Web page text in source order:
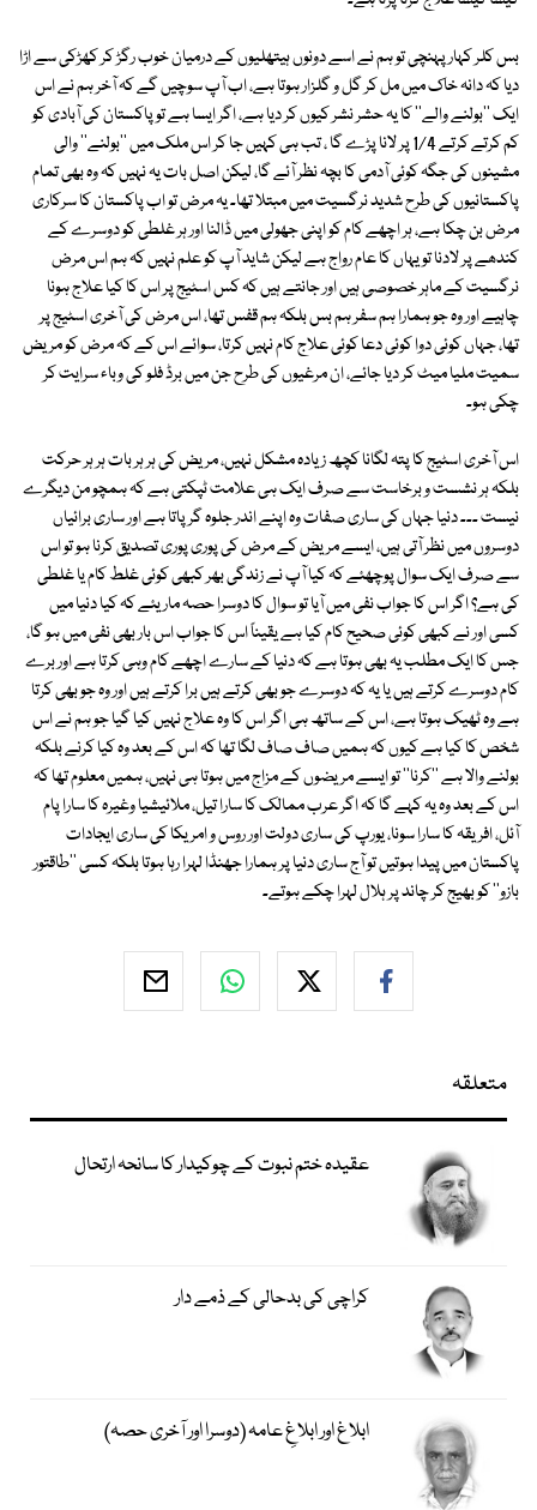
بس کلر کہار پہنچی تو ہم نے اسے دونوں ہیتھلیوں کے درمیان خوب رگڑ کر کھڑکی سے اڑا
دیا کہ دانہ خاک میں مل کر گل و گلزار ہوتا ہے، اب آپ سوچیں گے کہ آخر ہم نے اس
ایک ''بولنے والے'' کا یہ حشر نشر کیوں کر دیا ہے، اگر ایسا ہے تو پاکستان کی آبادی کو
کم کرتے کرتے 1/4 پر لانا پڑے گا ، تب ہی کہیں جا کر اس ملک میں ''بولنے'' والی
مشینوں کی جگہ کوئی آدمی کا بچہ نظر آئے گا، لیکن اصل بات یہ نہیں کہ وہ بھی تمام
پاکستانیوں کی طرح شدید نرگسیت میں مبتلا تھا۔ یہ مرض تو اب پاکستان کا سرکاری
مرض بن چکا ہے، ہر اچھے کام کو اپنی جھولی میں ڈالنا اور ہر غلطی کو دوسرے کے
کندھے پر لادنا تو یہاں کا عام رواج ہے لیکن شاید آپ کو علم نہیں کہ ہم اس مرض
نرگسیت کے ماہر خصوصی ہیں اور جانتے ہیں کہ کس اسٹیج پر اس کا کیا علاج ہونا
چاہیے اور وہ جو ہمارا ہم سفر ہم بس بلکہ ہم قفس تھا، اس مرض کی آخری اسٹیج پر
تھا، جہاں کوئی دوا کوئی دعا کوئی علاج کام نہیں کرتا، سوائے اس کے کہ مرض کو مریض
سمیت ملیا میٹ کر دیا جائے، ان مرغیوں کی طرح جن میں برڈ فلو کی وباء سرایت کر
چکی ہو۔
اس آخری اسٹیج کا پتہ لگانا کچھ زیادہ مشکل نہیں، مریض کی ہر ہر بات ہر ہر حرکت
بلکہ ہر نشست و برخاست سے صرف ایک ہی علامت ٹپکتی ہے کہ ہمچو من دیگرے
نیست ۔۔۔ دنیا جہاں کی ساری صفات وہ اپنے اندر جلوہ گر پاتا ہے اور ساری برائیاں
دوسروں میں نظر آتی ہیں، ایسے مریض کے مرض کی پوری پوری تصدیق کرنا ہو تو اس
سے صرف ایک سوال پوچھئے کہ کیا آپ نے زندگی بھر کبھی کوئی غلط کام یا غلطی
کی ہے؟ اگر اس کا جواب نفی میں آیا تو سوال کا دوسرا حصہ ماریئے کہ کیا دنیا میں
کسی اور نے کبھی کوئی صحیح کام کیا ہے یقیناً اس کا جواب اس بار بھی نفی میں ہو گا،
جس کا ایک مطلب یہ بھی ہوتا ہے کہ دنیا کے سارے اچھے کام وہی کرتا ہے اور برے
کام دوسرے کرتے ہیں یا یہ کہ دوسرے جو بھی کرتے ہیں برا کرتے ہیں اور وہ جو بھی کرتا
ہے وہ ٹھیک ہوتا ہے، اس کے ساتھ ہی اگر اس کا وہ علاج نہیں کیا گیا جو ہم نے اس
شخص کا کیا ہے کیوں کہ ہمیں صاف صاف لگا تھا کہ اس کے بعد وہ کیا کرنے بلکہ
بولنے والا ہے ''کرنا'' تو ایسے مریضوں کے مزاج میں ہوتا ہی نہیں، ہمیں معلوم تھا کہ
اس کے بعد وہ یہ کہے گا کہ اگر عرب ممالک کا سارا تیل، ملائیشیا وغیرہ کا سارا پام
آئل، افریقہ کا سارا سونا، یورپ کی ساری دولت اور روس و امریکا کی ساری ایجادات
پاکستان میں پیدا ہوتیں تو آج ساری دنیا پر ہمارا جھنڈا لہرا رہا ہوتا بلکہ کسی ''طاقتور
بازو'' کو بھیج کر چاند پر ہلال لہرا چکے ہوتے۔
متعلقہ
عقیدہ ختم نبوت کے چوکیدار کا سانحہ ارتحال
کراچی کی بدحالی کے ذمے دار
ابلاغ اور ابلاغِ عامہ (دوسرا اور آخری حصہ)